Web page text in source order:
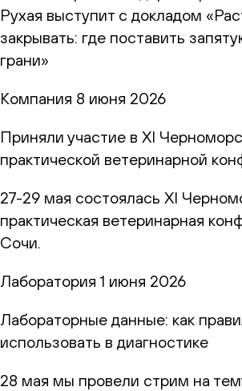
Рухая выступит с докладом
закрывать: где поставить
грани»
Компания 8 июня 2026
Приняли участие в XI
практической ветеринарной
27-29 мая состоялась XI
практическая ветеринарная
Сочи.
Лаборатория 1 июня 2026
Лабораторные данные: как
использовать в диагностике
28 мая мы провели стрим на